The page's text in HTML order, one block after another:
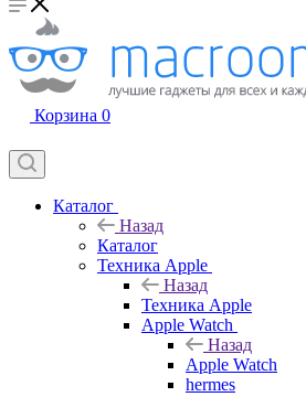
Корзина 0
Каталог
Назад
Каталог
Техника Apple
Назад
Техника Apple
Apple Watch
Назад
Apple Watch
hermes